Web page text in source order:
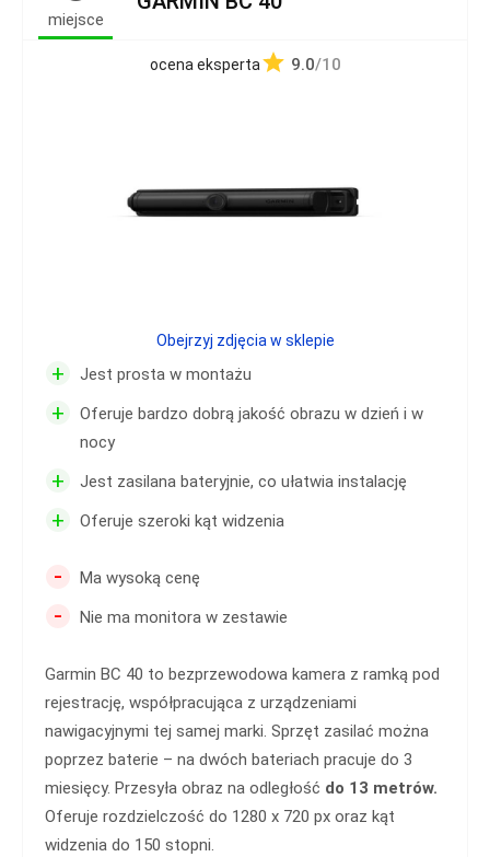
miejsce
ocena eksperta 9.0/10
+ Jest prosta w montażu
+
Oferuje bardzo dobrą jakość obrazu w dzień i w
nocy
+ Jest zasilana bateryjnie, co ułatwia instalację
+ Oferuje szeroki kąt widzenia
- Ma wysoką cenę
- Nie ma monitora w zestawie
Garmin BC 40 to bezprzewodowa kamera z ramką pod
rejestrację, współpracująca z urządzeniami
nawigacyjnymi tej samej marki. Sprzęt zasilać można
poprzez baterie – na dwóch bateriach pracuje do 3
miesięcy. Przesyła obraz na odległość do 13 metrów.
Oferuje rozdzielczość do 1280 x 720 px oraz kąt
widzenia do 150 stopni.
Obejrzyj zdjęcia w sklepie